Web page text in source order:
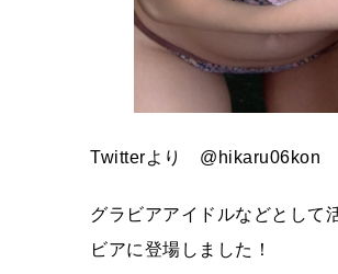
Twitterより @hikaru06kon
グラビアアイドルなどとして
ビアに登場しました！